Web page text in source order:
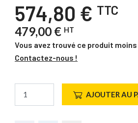
574,80 € TTC
479,00 € HT
Vous avez trouvé ce produit
Contactez-nous !
AJOUTER AU